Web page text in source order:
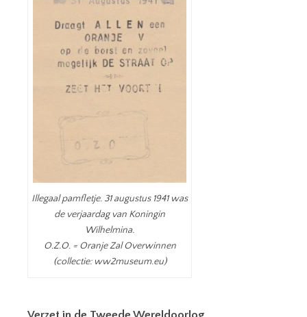
Illegaal pamfletje. 31 augustus 1941 was
de verjaardag van Koningin
Wilhelmina.
O.Z.O. = Oranje Zal Overwinnen
(collectie: ww2museum.eu)